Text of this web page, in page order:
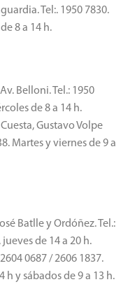
Tel:. 1950 7830.
8 a 14 h.
Belloni. Tel.: 1950
de 8 a 14 h.
Gustavo Volpe
Martes y viernes de 9 a
Batlle y Ordóñez. Tel.:
de 14 a 20 h.
0687 / 2606 1837.
h y sábados de 9 a 13 h.